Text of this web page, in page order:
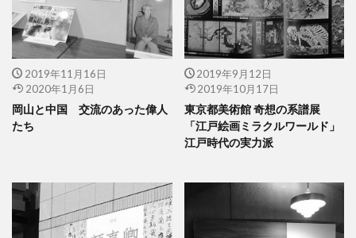
2019年11月16日
2020年1月6日
岡山と中国 交流のあった偉人
たち
2019年9月12日
2019年10月17日
東京都美術館 奇想の系譜展
「江戸絵画ミラクルワールド」
江戸時代の実力派